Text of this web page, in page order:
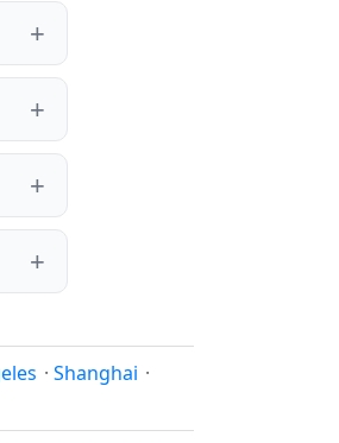
· Shanghai ·